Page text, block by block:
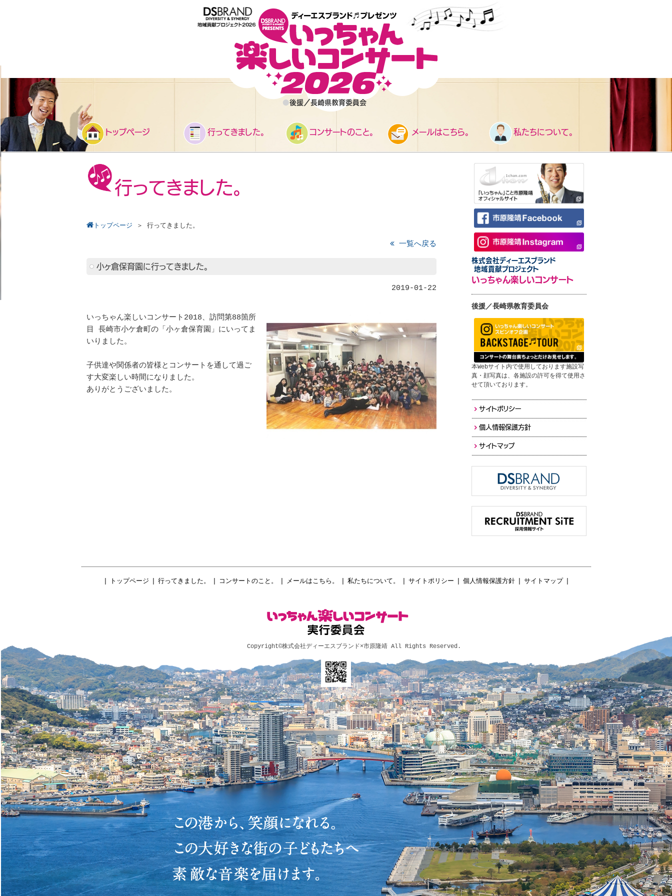
●後援／長崎県教育委員会
トップページ 行ってきました。 コンサートのこと。 メールはこちら。 私たちについて。
行ってきました。
トップページ ＞ 行ってきました。
一覧へ戻る
小ヶ倉保育園に行ってきました。
2019-01-22
いっちゃん楽しいコンサート2018、訪問第88箇所
目 長崎市小ケ倉町の「小ヶ倉保育園」にいってま
いりました。
子供達や関係者の皆様とコンサートを通して過ご
す大変楽しい時間になりました。
ありがとうございました。
株式会社ディーエスブランド
地域貢献プロジェクト
いっちゃん楽しいコンサート
後援／長崎県教育委員会
本Webサイト内で使用しております施設写
真・顔写真は、各施設の許可を得て使用さ
せて頂いております。
サイトポリシー
個人情報保護方針
サイトマップ
トップページ 行ってきました。 コンサートのこと。 メールはこちら。 私たちについて。 サイトポリシー 個人情報保護方針 サイトマップ
Copyright©株式会社ディーエスブランド×市原隆靖 All Rights Reserved.